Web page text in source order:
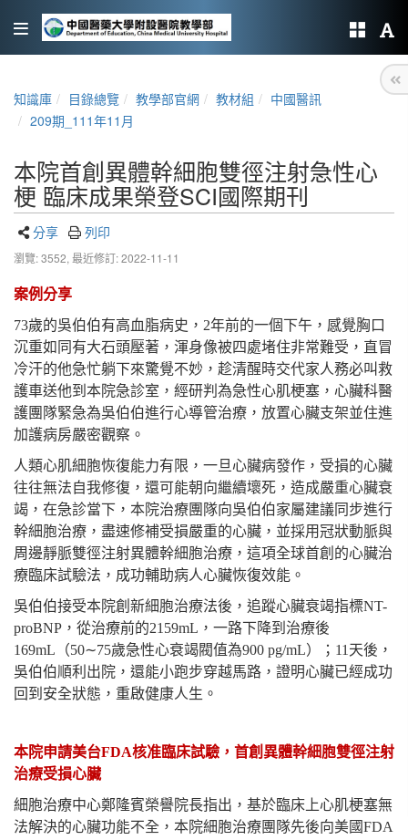
知識庫 目錄總覽 教學部官網 教材組
中國醫訊
209期_111年11月
本院首創異體幹細胞雙徑注射急性心
梗 臨床成果榮登SCI國際期刊
分享 列印
瀏覽: 3552, 最近修訂: 2022-11-11
案例分享
73歲的吳伯伯有高血脂病史，2年前的一個下午，感覺胸口
沉重如同有大石頭壓著，渾身像被四處堵住非常難受，直冒
冷汗的他急忙躺下來驚覺不妙，趁清醒時交代家人務必叫救
護車送他到本院急診室，經研判為急性心肌梗塞，心臟科醫
護團隊緊急為吳伯伯進行心導管治療，放置心臟支架並住進
加護病房嚴密觀察。
人類心肌細胞恢復能力有限，一旦心臟病發作，受損的心臟
往往無法自我修復，還可能朝向繼續壞死，造成嚴重心臟衰
竭，在急診當下，本院治療團隊向吳伯伯家屬建議同步進行
幹細胞治療，盡速修補受損嚴重的心臟，並採用冠狀動脈與
周邊靜脈雙徑注射異體幹細胞治療，這項全球首創的心臟治
療臨床試驗法，成功輔助病人心臟恢復效能。
吳伯伯接受本院創新細胞治療法後，追蹤心臟衰竭指標NT-
proBNP，從治療前的2159mL，一路下降到治療後
169mL（50∼75歲急性心衰竭閥值為900 pg/mL）；11天後，
吳伯伯順利出院，還能小跑步穿越馬路，證明心臟已經成功
回到安全狀態，重啟健康人生。
本院申請美台FDA核准臨床試驗，首創異體幹細胞雙徑注射
治療受損心臟
細胞治療中心鄭隆賓榮譽院長指出，基於臨床上心肌梗塞無
法解決的心臟功能不全，本院細胞治療團隊先後向美國FDA